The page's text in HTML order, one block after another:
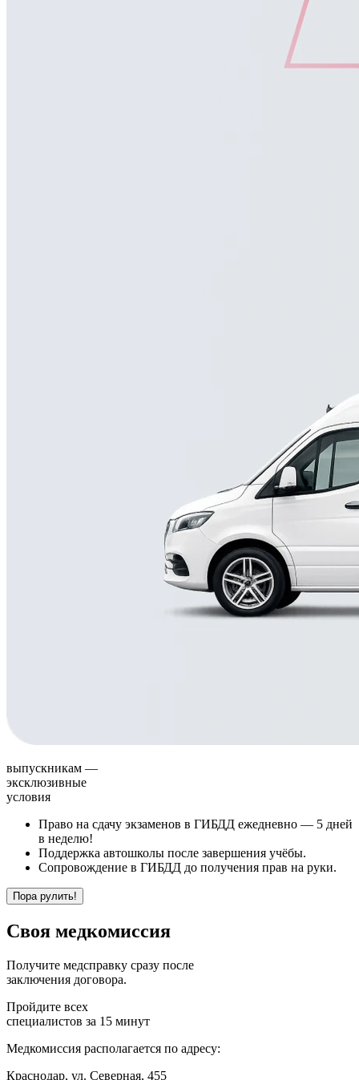
выпускникам —
эксклюзивные
условия
Право на сдачу экзаменов в ГИБДД ежедневно — 5 дней
в неделю!
Поддержка автошколы после завершения учёбы.
Сопровождение в ГИБДД до получения прав на руки.
Пора рулить!
Своя медкомиссия
Получите медсправку сразу после
заключения договора.
Пройдите всех
специалистов за 15 минут
Медкомиссия располагается по адресу:
Краснодар, ул. Северная, 455